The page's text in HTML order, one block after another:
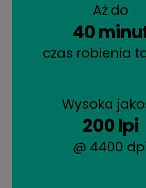
Aż do
40
czas robienia
Wysoka
200 lpi
@ 4400